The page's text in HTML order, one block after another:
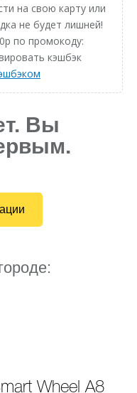
на свою карту или
не будет лишней!
по промокоду:
кэшбэк
Вы
Wheel A8